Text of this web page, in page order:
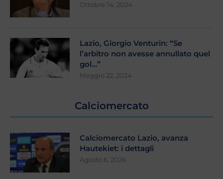
Ottobre 14, 2024
Lazio, Giorgio Venturin: “Se
l’arbitro non avesse annullato quel
gol…”
Maggio 22, 2024
Calciomercato
Calciomercato Lazio, avanza
Hautekiet: i dettagli
Agosto 6, 2026